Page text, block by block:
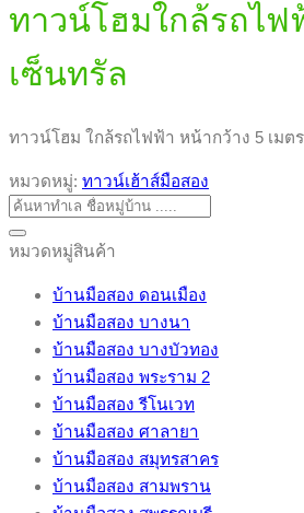
ทาวน์โฮมใกล้รถไฟ
เซ็นทรัล
ทาวน์โฮม ใกล้รถไฟฟ้า หน้ากว้าง 5 เมต
หมวดหมู่: ทาวน์เฮ้าส์มือสอง
ค้นหา:
หมวดหมู่สินค้า
บ้านมือสอง ดอนเมือง
บ้านมือสอง บางนา
บ้านมือสอง บางบัวทอง
บ้านมือสอง พระราม 2
บ้านมือสอง รีโนเวท
บ้านมือสอง ศาลายา
บ้านมือสอง สมุทรสาคร
บ้านมือสอง สามพราน